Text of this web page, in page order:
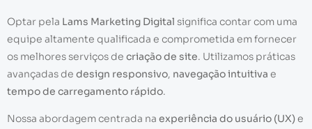
Optar pela Lams Marketing Digital significa contar com uma
equipe altamente qualificada e comprometida em fornecer
os melhores serviços de criação de site. Utilizamos práticas
avançadas de design responsivo, navegação intuitiva e
tempo de carregamento rápido.
Nossa abordagem centrada na experiência do usuário (UX)e